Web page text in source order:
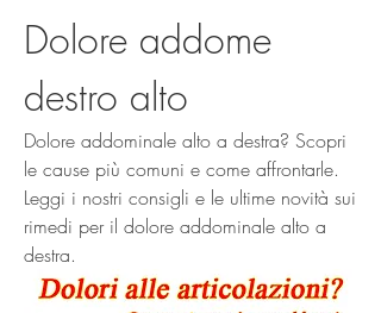
Dolore addome
destro alto
Dolore addominale alto a destra? Scopri
le cause più comuni e come affrontarle.
Leggi i nostri consigli e le ultime novità sui
rimedi per il dolore addominale alto a
destra.